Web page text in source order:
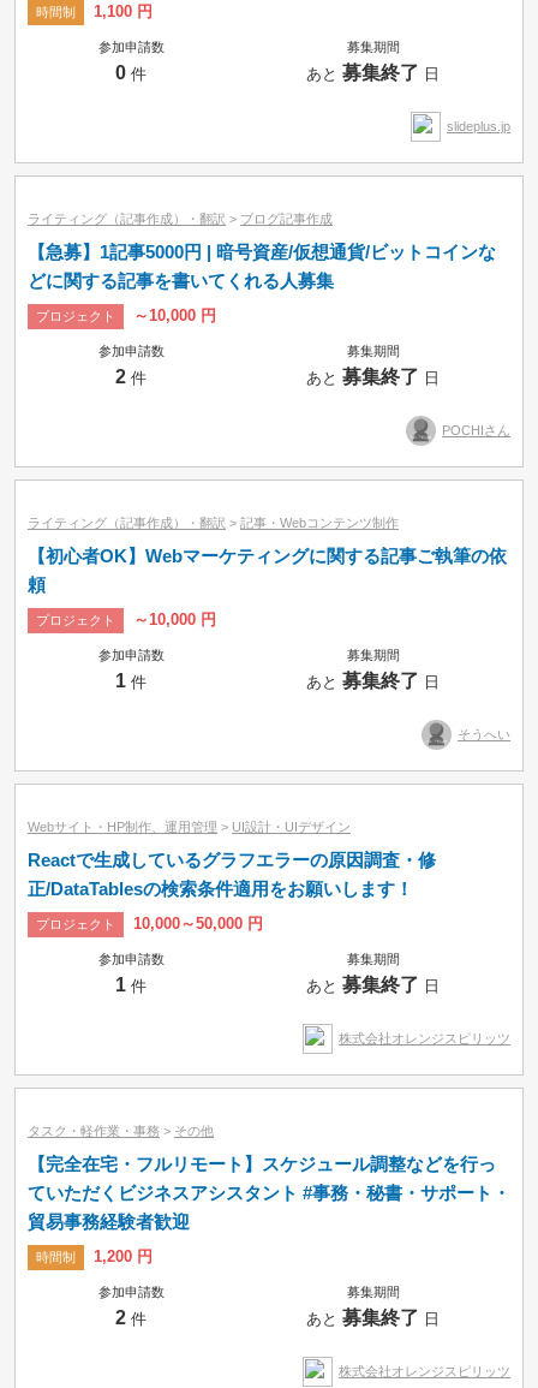
時間制 1,100 円
参加申請数
0 件
募集期間
あと募集終了 日
slideplus.jp
ライティング（記事作成）・翻訳 > ブログ記事作成
【急募】1記事5000円 | 暗号資産/仮想通貨/ビットコインな
どに関する記事を書いてくれる人募集
プロジェクト ～10,000 円
参加申請数
2 件
募集期間
あと募集終了 日
POCHIさん
ライティング（記事作成）・翻訳 > 記事・Webコンテンツ制作
【初心者OK】Webマーケティングに関する記事ご執筆の依
頼
プロジェクト ～10,000 円
参加申請数
1 件
募集期間
あと募集終了 日
そうへい
Webサイト・HP制作、運用管理 > UI設計・UIデザイン
Reactで生成しているグラフエラーの原因調査・修
正/DataTablesの検索条件適用をお願いします！
プロジェクト 10,000～50,000 円
参加申請数
1 件
募集期間
あと募集終了 日
株式会社オレンジスピリッツ
タスク・軽作業・事務 > その他
【完全在宅・フルリモート】スケジュール調整などを行っ
ていただくビジネスアシスタント #事務・秘書・サポート・
貿易事務経験者歓迎
時間制 1,200 円
参加申請数
2 件
募集期間
あと募集終了 日
株式会社オレンジスピリッツ